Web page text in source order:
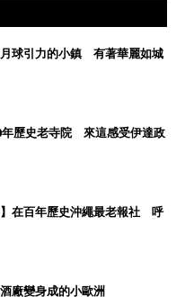
月球引力的小鎮 有著華麗如城
年歷史老寺院 來這感受伊達政
】在百年歷史沖繩最老報社 呼
廠變身成的小歐洲